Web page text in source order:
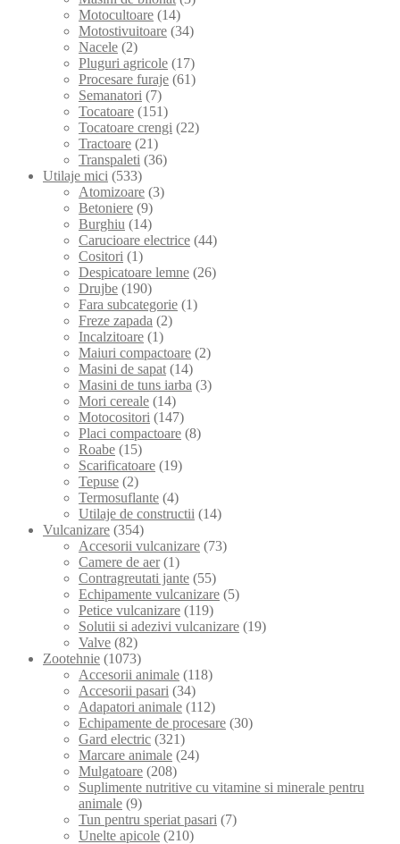
Motocultoare (14)
Motostivuitoare (34)
Nacele (2)
Pluguri agricole (17)
Procesare furaje (61)
Semanatori (7)
Tocatoare (151)
Tocatoare crengi (22)
Tractoare (21)
Transpaleti (36)
Utilaje mici (533)
Atomizoare (3)
Betoniere (9)
Burghiu (14)
Carucioare electrice (44)
Cositori (1)
Despicatoare lemne (26)
Drujbe (190)
Fara subcategorie (1)
Freze zapada (2)
Incalzitoare (1)
Maiuri compactoare (2)
Masini de sapat (14)
Masini de tuns iarba (3)
Mori cereale (14)
Motocositori (147)
Placi compactoare (8)
Roabe (15)
Scarificatoare (19)
Tepuse (2)
Termosuflante (4)
Utilaje de constructii (14)
Vulcanizare (354)
Accesorii vulcanizare (73)
Camere de aer (1)
Contragreutati jante (55)
Echipamente vulcanizare (5)
Petice vulcanizare (119)
Solutii si adezivi vulcanizare (19)
Valve (82)
Zootehnie (1073)
Accesorii animale (118)
Accesorii pasari (34)
Adapatori animale (112)
Echipamente de procesare (30)
Gard electric (321)
Marcare animale (24)
Mulgatoare (208)
Suplimente nutritive cu vitamine si minerale pentru
animale (9)
Tun pentru speriat pasari (7)
Unelte apicole (210)